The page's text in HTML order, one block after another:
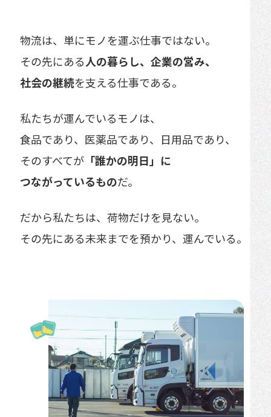
物流は、単にモノを運ぶ仕事ではない。
その先にある人の暮らし、企業の営み、
社会の継続を支える仕事である。
私たちが運んでいるモノは、
食品であり、医薬品であり、日用品であり、
そのすべてが 「誰かの明日」に
つながっているものだ。
だから私たちは、荷物だけを見ない。
その先にある未来までを預かり、運んでいる。